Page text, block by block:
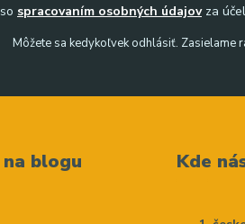
spracovaním osobných údajovza
Môžete sa kedykoľvek odhlásiť. Zasielame
blogu Kde